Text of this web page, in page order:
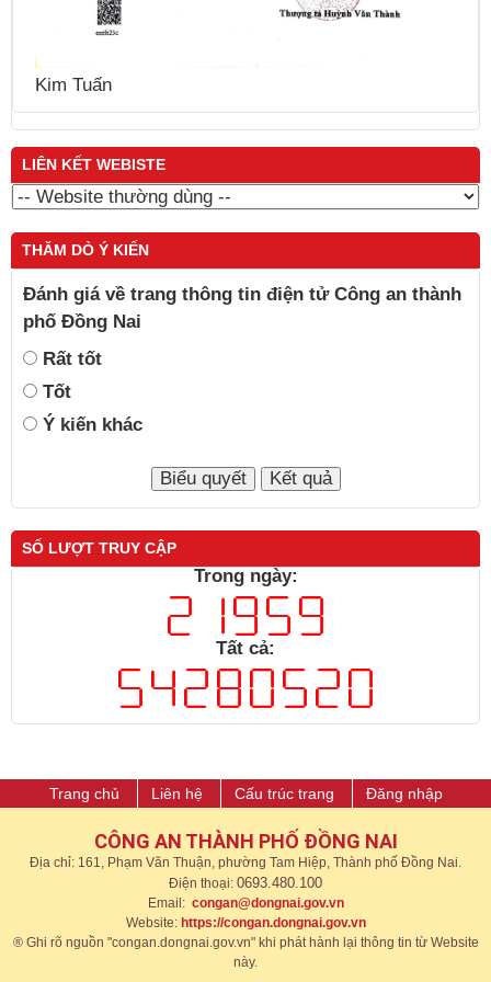
Kim Tuấn
LIÊN KẾT WEBISTE
THĂM DÒ Ý KIẾN
Đánh giá về trang thông tin điện tử Công an thành
phố Đồng Nai
Rất tốt
Tốt
Ý kiến khác
SỐ LƯỢT TRUY CẬP
Trong ngày:
Tất cả:
Trang chủ Liên hệ Cấu trúc trang Đăng nhập
CÔNG AN THÀNH PHỐ ĐỒNG NAI
Địa chỉ: 161, Phạm Văn Thuận, phường Tam Hiệp, Thành phố Đồng Nai.
Điện thoại: 0693.480.100
Email: congan@dongnai.gov.vn
Website: https://congan.dongnai.gov.vn​
® Ghi rõ nguồn "congan.dongnai.gov.vn" khi phát hành lại thông tin từ Website
này.​​